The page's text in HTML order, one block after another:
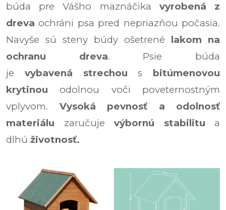
búda pre Vášho maznáčika vyrobená z
dreva ochráni psa pred nepriazňou počasia.
Navyše sú steny búdy ošetrené lakom na
ochranu dreva. Psie búda
je vybavená strechou s bitúmenovou
krytinou odolnou voči poveternostným
vplyvom. Vysoká pevnosť a odolnosť
materiálu zaručuje výbornú stabilitu a
dlhú životnosť.